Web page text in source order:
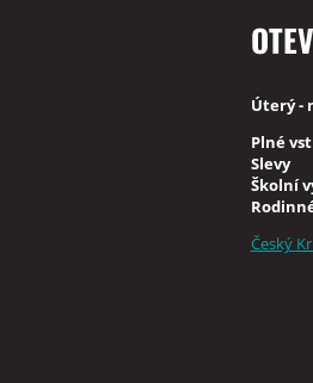
Úterý -
Plné
Slevy
Školní
Český